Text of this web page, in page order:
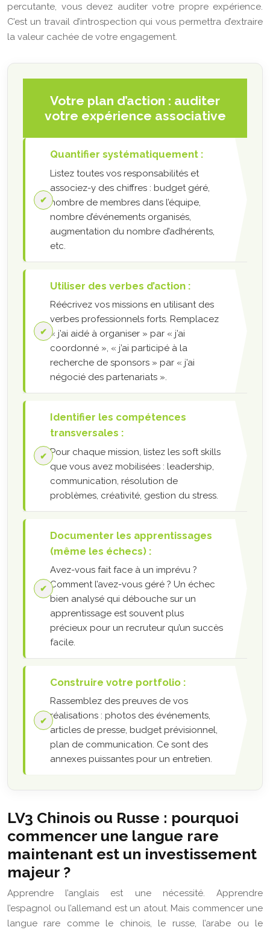
percutante, vous devez auditer votre propre expérience.
C’est un travail d’introspection qui vous permettra d’extraire
la valeur cachée de votre engagement.
Votre plan d’action : auditer
votre expérience associative
Quantifier systématiquement :
Listez toutes vos responsabilités et
associez-y des chiffres : budget géré,
nombre de membres dans l’équipe,
nombre d’événements organisés,
augmentation du nombre d’adhérents,
etc.
Utiliser des verbes d’action :
Réécrivez vos missions en utilisant des
verbes professionnels forts. Remplacez
« j’ai aidé à organiser » par « j’ai
coordonné », « j’ai participé à la
recherche de sponsors » par « j’ai
négocié des partenariats ».
Identifier les compétences
transversales :
Pour chaque mission, listez les soft skills
que vous avez mobilisées : leadership,
communication, résolution de
problèmes, créativité, gestion du stress.
Documenter les apprentissages
(même les échecs) :
Avez-vous fait face à un imprévu ?
Comment l’avez-vous géré ? Un échec
bien analysé qui débouche sur un
apprentissage est souvent plus
précieux pour un recruteur qu’un succès
facile.
Construire votre portfolio :
Rassemblez des preuves de vos
réalisations : photos des événements,
articles de presse, budget prévisionnel,
plan de communication. Ce sont des
annexes puissantes pour un entretien.
LV3 Chinois ou Russe : pourquoi
commencer une langue rare
maintenant est un investissement
majeur ?
Apprendre l’anglais est une nécessité. Apprendre
l’espagnol ou l’allemand est un atout. Mais commencer une
langue rare comme le chinois, le russe, l’arabe ou le